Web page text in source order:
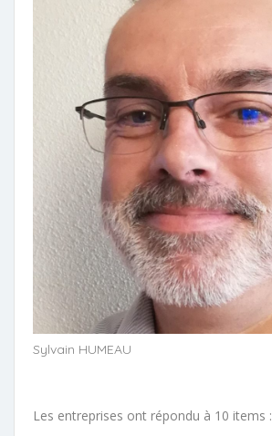
Sylvain HUMEAU
Les entreprises ont répondu à 10 items :